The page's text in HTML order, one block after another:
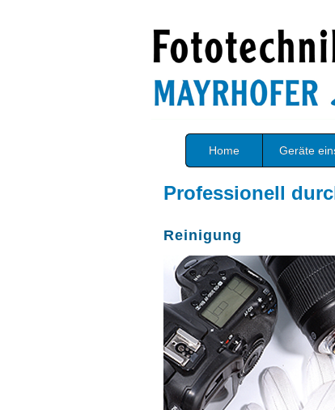
Home Geräte
Professionell
Reinigung